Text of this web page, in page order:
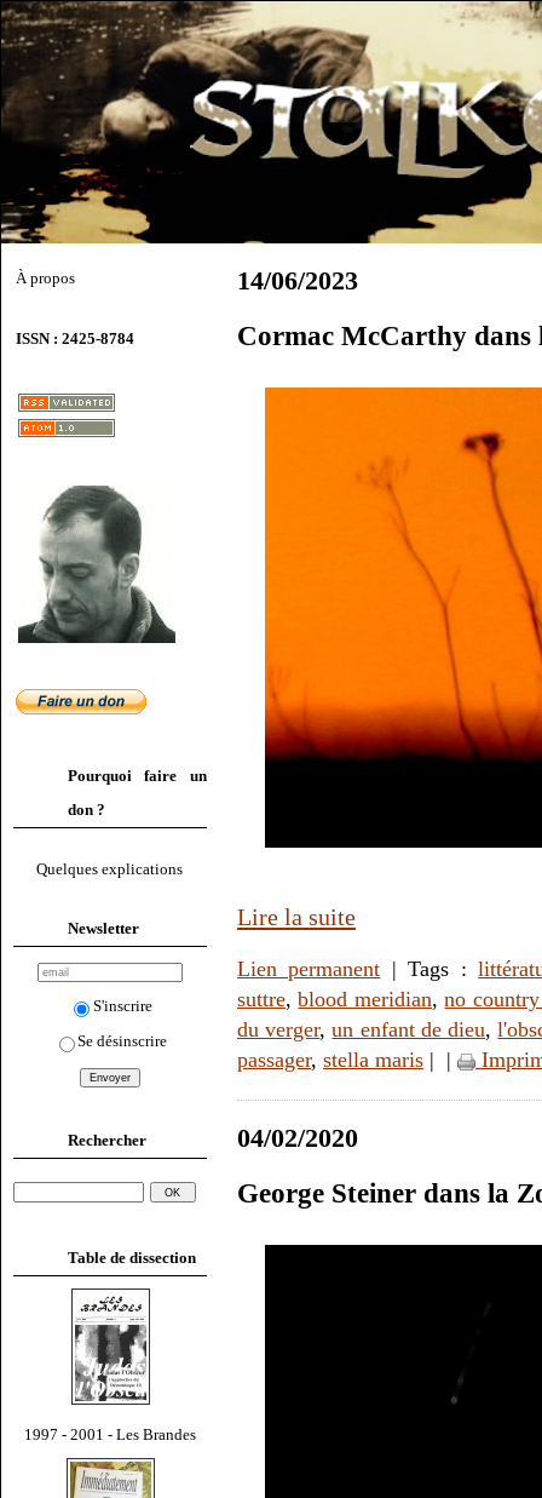
À propos
ISSN : 2425-8784
Pourquoi faire un
don ?
Quelques explications
Newsletter
S'inscrire
Se désinscrire
Rechercher
Table de dissection
1997 - 2001 - Les Brandes
14/06/2023
Cormac McCarthy dans
Lire la suite
Lien permanent | Tags :
suttre,blood meridian,no
du verger,un enfant de dieu,
passager, stella maris | |
04/02/2020
George Steiner dans la